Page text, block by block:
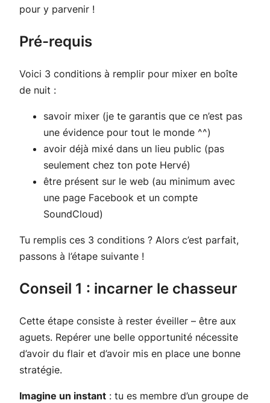
pour y parvenir !
Pré-requis
Voici 3 conditions à remplir pour mixer en boîte
de nuit :
savoir mixer (je te garantis que ce n’est pas
une évidence pour tout le monde ^^)
avoir déjà mixé dans un lieu public (pas
seulement chez ton pote Hervé)
être présent sur le web (au minimum avec
une page Facebook et un compte
SoundCloud)
Tu remplis ces 3 conditions ? Alors c’est parfait,
passons à l’étape suivante !
Conseil 1 : incarner le chasseur
Cette étape consiste à rester éveiller – être aux
aguets. Repérer une belle opportunité nécessite
d’avoir du flair et d’avoir mis en place une bonne
stratégie.
Imagine un instant : tu es membre d’un groupe de